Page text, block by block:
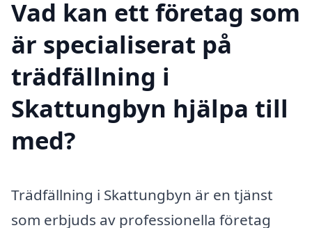
Vad kan ett företag som
är specialiserat på
trädfällning i
Skattungbyn hjälpa till
med?
Trädfällning i Skattungbyn är en tjänst
som erbjuds av professionella företag